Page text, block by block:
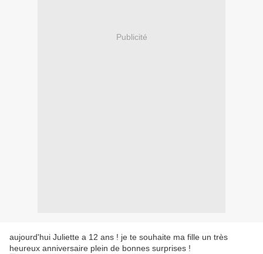
Publicité
aujourd'hui Juliette a 12 ans ! je te souhaite ma fille un très
heureux anniversaire plein de bonnes surprises !